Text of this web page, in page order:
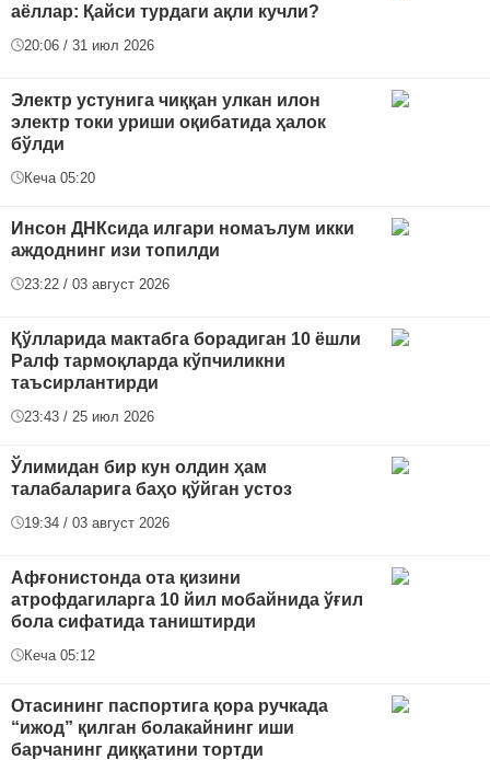
аёллар: Қайси турдаги ақли кучли?
20:06 / 31 июл 2026
Электр устунига чиққан улкан илон
электр токи уриши оқибатида ҳалок
бўлди
Кеча 05:20
Инсон ДНКсида илгари номаълум икки
аждоднинг изи топилди
23:22 / 03 август 2026
Қўлларида мактабга борадиган 10 ёшли
Ралф тармоқларда кўпчиликни
таъсирлантирди
23:43 / 25 июл 2026
Ўлимидан бир кун олдин ҳам
талабаларига баҳо қўйган устоз
19:34 / 03 август 2026
Афғонистонда ота қизини
атрофдагиларга 10 йил мобайнида ўғил
бола сифатида таништирди
Кеча 05:12
Отасининг паспортига қора ручкада
“ижод” қилган болакайнинг иши
барчанинг диққатини тортди